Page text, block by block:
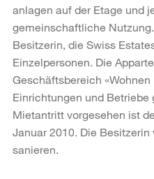
anlagen auf der Etage und
gemeinschaftliche
Besitzerin, die Swiss
Einzelpersonen. Die
Geschäftsbereich
Einrichtungen und Betriebe
Mietantritt vorgesehen ist
Januar 2010. Die
sanieren.